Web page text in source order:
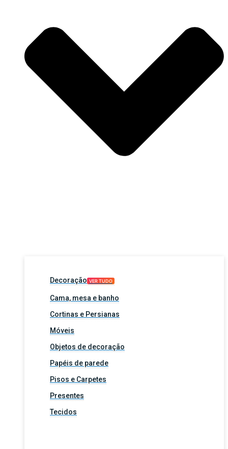
Decoração VER TUDO
Cama, mesa e banho
Cortinas e Persianas
Móveis
Objetos de decoração
Papéis de parede
Pisos e Carpetes
Presentes
Tecidos